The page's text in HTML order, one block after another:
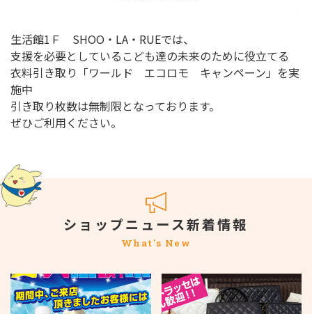
生活館1Ｆ SHOO・LA・RUEでは、
支援を必要としているこども達の未来のために役立てる
衣料引き取り「ワールド エコロモ キャンペーン」を実
施中
引き取り枚数は無制限となっております。
ぜひご利用ください。
ショップニュース新着情報
What's New